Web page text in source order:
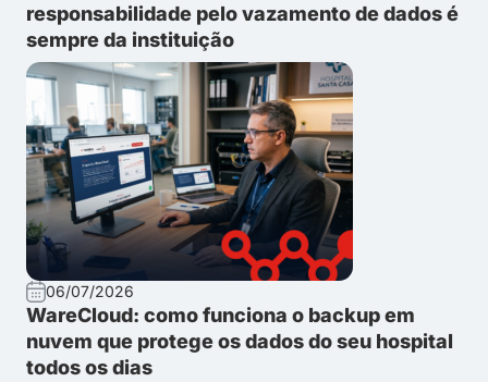
responsabilidade pelo vazamento de dados é
sempre da instituição
06/07/2026
WareCloud: como funciona o backup em
nuvem que protege os dados do seu hospital
todos os dias